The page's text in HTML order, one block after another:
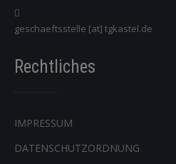
geschaeftsstelle [at] tgkastel.de
Rechtliches
IMPRESSUM
DATENSCHUTZORDNUNG